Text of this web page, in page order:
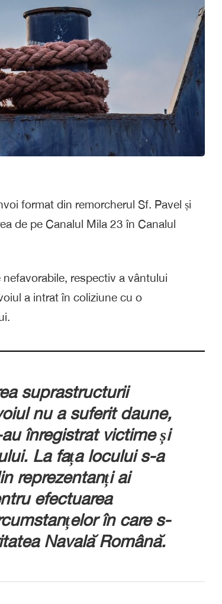
format din remorcherul Sf. Pavel și
de pe Canalul Mila 23 în Canalul
respectiv a vântului
a intrat în coliziune cu o
suprastructurii
nu a suferit daune,
înregistrat victime și
La fața locului s-a
reprezentanți ai
efectuarea
în care s-
Navală Română.